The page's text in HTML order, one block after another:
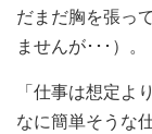
だまだ胸を張っ
ませんが･･･）。
「仕事は想定よ
なに簡単そうな